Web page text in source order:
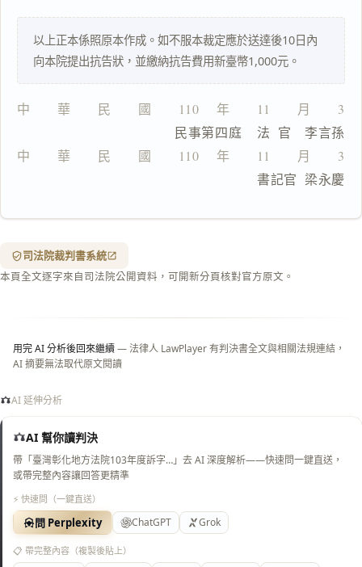
以上正本係照原本作成。如不服本裁定應於送達後10日內
向本院提出抗告狀，並繳納抗告費用新臺幣1,000元。
中　　華　　民　　國　　110 　年　　11　　月　　30
                  民事第四庭    法  官　李言孫
中　　華　　民　　國　　110 　年　　11　　月　　30
                                書記官  梁永慶
司法院裁判書系統
本頁全文逐字來自司法院公開資料，可開新分頁核對官方原文。
用完 AI 分析後回來繼續— 法律人 LawPlayer 有判決書全文與相關法規連結，
AI 摘要無法取代原文閱讀
AI 延伸分析
AI 幫你讀判決
帶「臺灣彰化地方法院103年度訴字…」去 AI 深度解析——快速問一鍵直送，
或帶完整內容讓回答更精準
⚡ 快速問（一鍵直送）
問 Perplexity ChatGPT Grok
📋 帶完整內容（複製後貼上）
複
複製給 AI
去換行複製
匯出 PDF
精美列印
下載 Word